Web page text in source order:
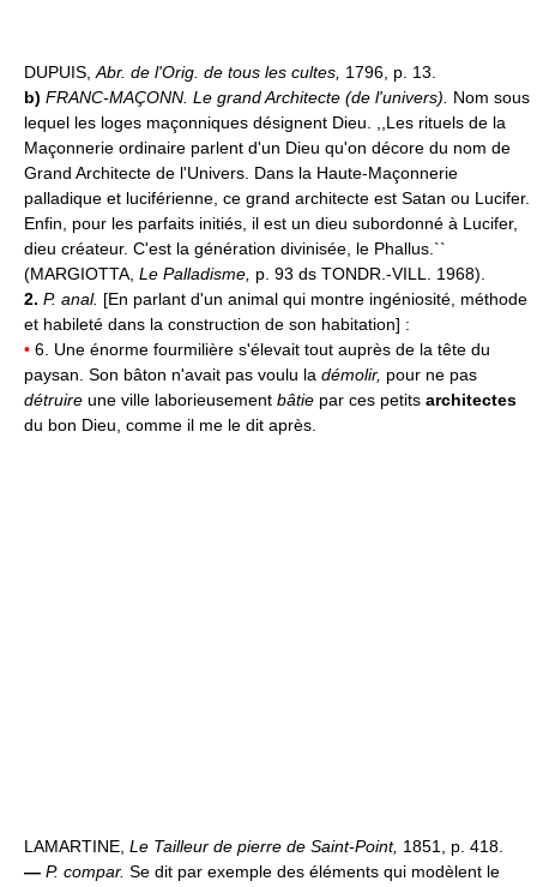
DUPUIS, Abr. de l'Orig. de tous les cultes, 1796, p. 13.
b) FRANC-MAÇONN. Le grand Architecte (de l'univers). Nom sous
lequel les loges maçonniques désignent Dieu. ,,Les rituels de la
Maçonnerie ordinaire parlent d'un Dieu qu'on décore du nom de
Grand Architecte de l'Univers. Dans la Haute-Maçonnerie
palladique et luciférienne, ce grand architecte est Satan ou Lucifer.
Enfin, pour les parfaits initiés, il est un dieu subordonné à Lucifer,
dieu créateur. C'est la génération divinisée, le Phallus.``
(MARGIOTTA, Le Palladisme, p. 93 ds TONDR.-VILL. 1968).
2. P. anal. [En parlant d'un animal qui montre ingéniosité, méthode
et habileté dans la construction de son habitation] :
• 6. Une énorme fourmilière s'élevait tout auprès de la tête du
paysan. Son bâton n'avait pas voulu la démolir, pour ne pas
détruire une ville laborieusement bâtie par ces petits architectes
du bon Dieu, comme il me le dit après.
LAMARTINE, Le Tailleur de pierre de Saint-Point, 1851, p. 418.
— P. compar. Se dit par exemple des éléments qui modèlent le